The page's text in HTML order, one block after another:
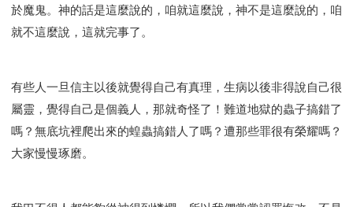
於魔鬼。神的話是這麼說的，咱就這麼說，神不是這麼說的，咱
就不這麼說，這就完事了。
有些人一旦信主以後就覺得自己有真理，生病以後非得說自己很
屬靈，覺得自己是個義人，那就奇怪了！難道地獄的蟲子搞錯了
嗎？無底坑裡爬出來的蝗蟲搞錯人了嗎？遭那些罪很有榮耀嗎？
大家慢慢琢磨。